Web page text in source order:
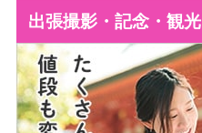
出張撮影・記念・観光